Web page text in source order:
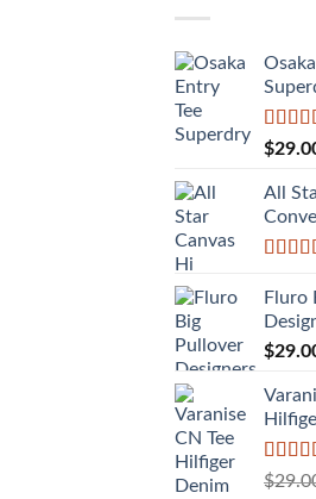
Được
5 sao
$
All
hạng
5 sao
Fluro
$
Được
$